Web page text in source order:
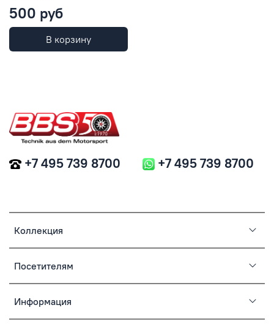
500 руб
В корзину
Коллекция
Посетителям
Информация
+7 495 739 8700 +7 495 739 8700